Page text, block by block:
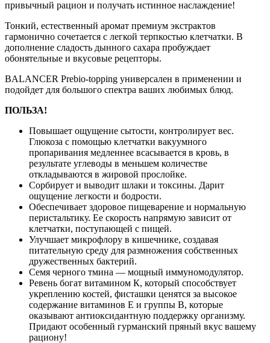
привычный рацион и получать истинное наслаждение!
Тонкий, естественный аромат премиум экстрактов
гармонично сочетается с легкой терпкостью клетчатки. В
дополнение сладость дынного сахара пробуждает
обонятельные и вкусовые рецепторы.
BALANCER Prebio-topping универсален в применении и
подойдет для большого спектра ваших любимых блюд.
ПОЛЬЗА!
Повышает ощущение сытости, контролирует вес.
Глюкоза с помощью клетчатки вакуумного
пропаривания медленнее всасывается в кровь, в
результате углеводы в меньшем количестве
откладываются в жировой прослойке.
Сорбирует и выводит шлаки и токсины. Дарит
ощущение легкости и бодрости.
Обеспечивает здоровое пищеварение и нормальную
перистальтику. Ее скорость напрямую зависит от
клетчатки, поступающей с пищей.
Улучшает микрофлору в кишечнике, создавая
питательную среду для размножения собственных
дружественных бактерий.
Семя черного тмина — мощный иммуномодулятор.
Ревень богат витамином К, который способствует
укреплению костей, фисташки ценятся за высокое
содержание витаминов Е и группы В, которые
оказывают антиоксидантную поддержку организму.
Придают особенный гурманский пряный вкус вашему
рациону!